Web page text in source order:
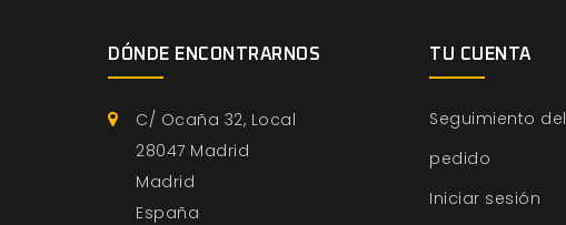
DÓNDE ENCONTRARNOS
C/ Ocaña 32, Local
28047 Madrid
Madrid
España
TU CUENTA
Seguimiento del
pedido
Iniciar sesión